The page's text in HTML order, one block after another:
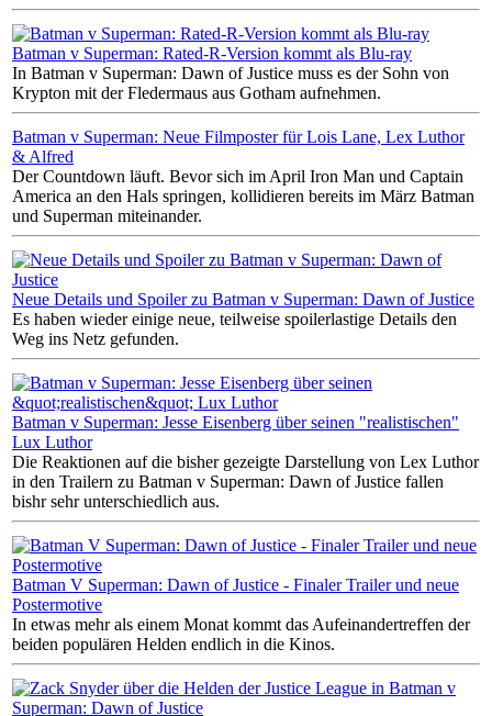
Batman v Superman: Rated-R-Version kommt als Blu-ray
In Batman v Superman: Dawn of Justice muss es der Sohn von
Krypton mit der Fledermaus aus Gotham aufnehmen.
Batman v Superman: Neue Filmposter für Lois Lane, Lex Luthor
& Alfred
Der Countdown läuft. Bevor sich im April Iron Man und Captain
America an den Hals springen, kollidieren bereits im März Batman
und Superman miteinander.
Neue Details und Spoiler zu Batman v Superman: Dawn of Justice
Es haben wieder einige neue, teilweise spoilerlastige Details den
Weg ins Netz gefunden.
Batman v Superman: Jesse Eisenberg über seinen "realistischen"
Lux Luthor
Die Reaktionen auf die bisher gezeigte Darstellung von Lex Luthor
in den Trailern zu Batman v Superman: Dawn of Justice fallen
bishr sehr unterschiedlich aus.
Batman V Superman: Dawn of Justice - Finaler Trailer und neue
Postermotive
In etwas mehr als einem Monat kommt das Aufeinandertreffen der
beiden populären Helden endlich in die Kinos.